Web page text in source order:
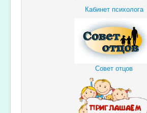
Кабинет психолога
Совет отцов